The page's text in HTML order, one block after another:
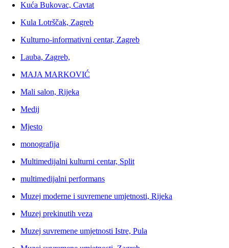
Kuća Bukovac, Cavtat
Kula Lotrščak, Zagreb
Kulturno-informativni centar, Zagreb
Lauba, Zagreb,
MAJA MARKOVIĆ
Mali salon, Rijeka
Medij
Mjesto
monografija
Multimedijalni kulturni centar, Split
multimedijalni performans
Muzej moderne i suvremene umjetnosti, Rijeka
Muzej prekinutih veza
Muzej suvremene umjetnosti Istre, Pula